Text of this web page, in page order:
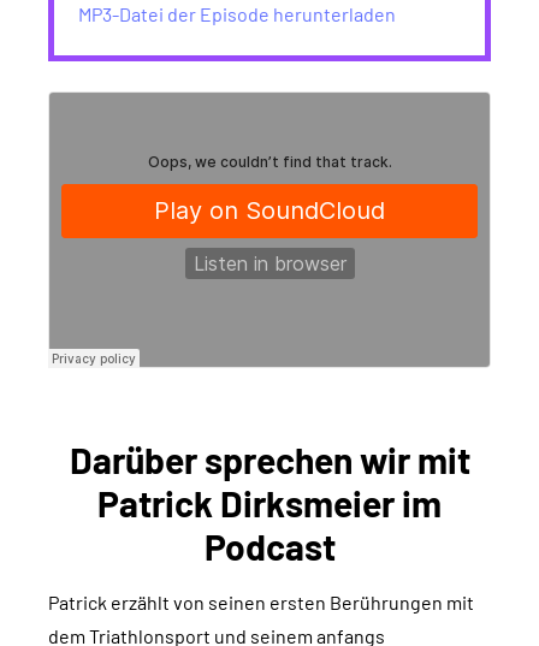
MP3-Datei der Episode herunterladen
Darüber sprechen wir mit
Patrick Dirksmeier im
Podcast
Patrick erzählt von seinen ersten Berührungen mit
dem Triathlonsport und seinem anfangs